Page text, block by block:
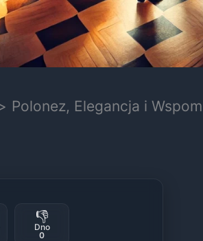
Polonez, Elegancja i
👎
Dno
0